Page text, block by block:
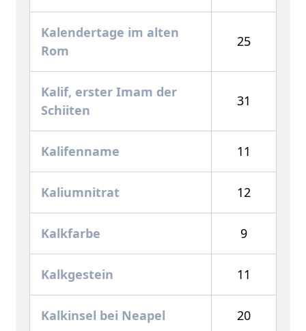
Kalendertage im alten
Rom
25
Kalif, erster Imam der
Schiiten
31
Kalifenname 11
Kaliumnitrat 12
Kalkfarbe 9
Kalkgestein 11
Kalkinsel bei Neapel 20